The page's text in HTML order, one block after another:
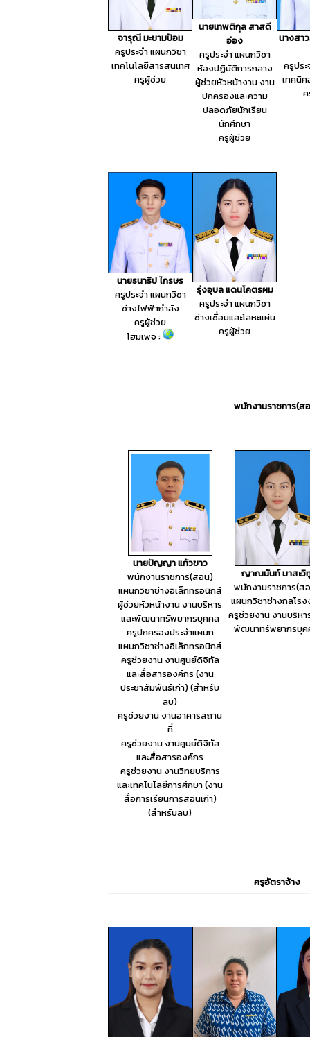
จารุณี มะขามป้อม
ครูประจำ แผนกวิชา
เทคโนโลยีสารสนเทศ
ครูผู้ช่วย
นายเทพติกุล สาสดี
อ่อง
ครูประจำ แผนกวิชา
ห้องปฏิบัติการกลาง
ผู้ช่วยหัวหน้างาน งาน
ปกครองและความ
ปลอดภัยนักเรียน
นักศึกษา
ครูผู้ช่วย
นางสา
ครูปร
เทคนิ
นายธนาธิป ไกรษร
ครูประจำ แผนกวิชา
ช่างไฟฟ้ากำลัง
ครูผู้ช่วย
โฮมเพจ :
รุ่งอุบล แดนโคตรผม
ครูประจำ แผนกวิชา
ช่างเชื่อมและโลหะแผ่น
ครูผู้ช่วย
พนักงานราชการ(ส
นายปัญญา แก้วขาว
พนักงานราชการ(สอน)
แผนกวิชาช่างอิเล็กทรอนิกส์
ผู้ช่วยหัวหน้างาน งานบริหาร
และพัฒนาทรัพยากรบุคคล
ครูปกครองประจำแผนก
แผนกวิชาช่างอิเล็กทรอนิกส์
ครูช่วยงาน งานศูนย์ดิจิทัล
และสื่อสารองค์กร (งาน
ประชาสัมพันธ์เก่า) (สำหรับ
ลบ)
ครูช่วยงาน งานอาคารสถาน
ที่
ครูช่วยงาน งานศูนย์ดิจิทัล
และสื่อสารองค์กร
ครูช่วยงาน งานวิทยบริการ
และเทคโนโลยีการศึกษา (งาน
สื่อการเรียนการสอนเก่า)
(สำหรับลบ)
ญาณนันท์ มาสะวิ
พนักงานราชการ(ส
แผนกวิชาช่างกลโรง
ครูช่วยงาน งานบริหา
พัฒนาทรัพยากรบุ
ครูอัตราจ้าง